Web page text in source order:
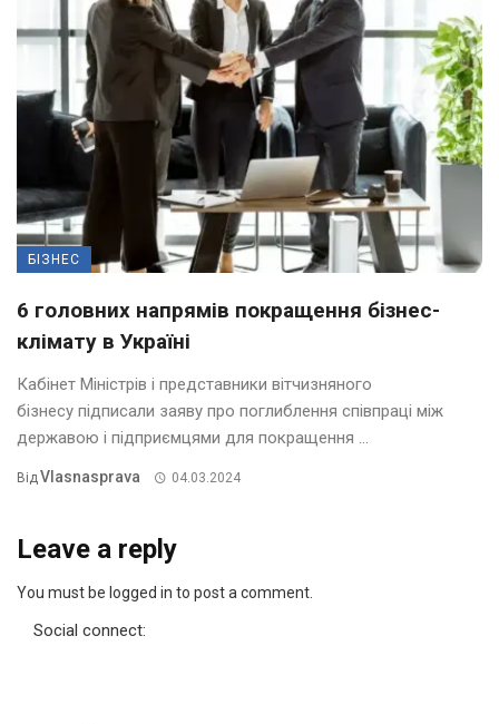
БІЗНЕС
6 головних напрямів покращення бізнес-
клімату в Україні
Кабінет Міністрів і представники вітчизняного
бізнесу підписали заяву про поглиблення співпраці між
державою і підприємцями для покращення ...
ВідVlasnasprava 04.03.2024
Leave a reply
You must be logged in to post a comment.
Social connect: